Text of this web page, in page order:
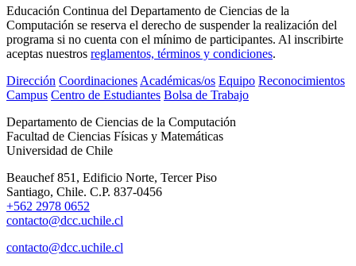
Educación Continua del Departamento de Ciencias de la
Computación se reserva el derecho de suspender la realización del
programa si no cuenta con el mínimo de participantes. Al inscribirte
aceptas nuestros reglamentos, términos y condiciones.
Dirección Coordinaciones Académicas/os Equipo Reconocimientos
Campus Centro de Estudiantes Bolsa de Trabajo
Departamento de Ciencias de la Computación
Facultad de Ciencias Físicas y Matemáticas
Universidad de Chile
Beauchef 851, Edificio Norte, Tercer Piso
Santiago, Chile. C.P. 837-0456
+562 2978 0652
contacto@dcc.uchile.cl
contacto@dcc.uchile.cl